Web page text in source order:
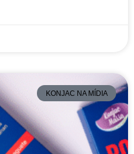
KONJAC NA MÍDIA